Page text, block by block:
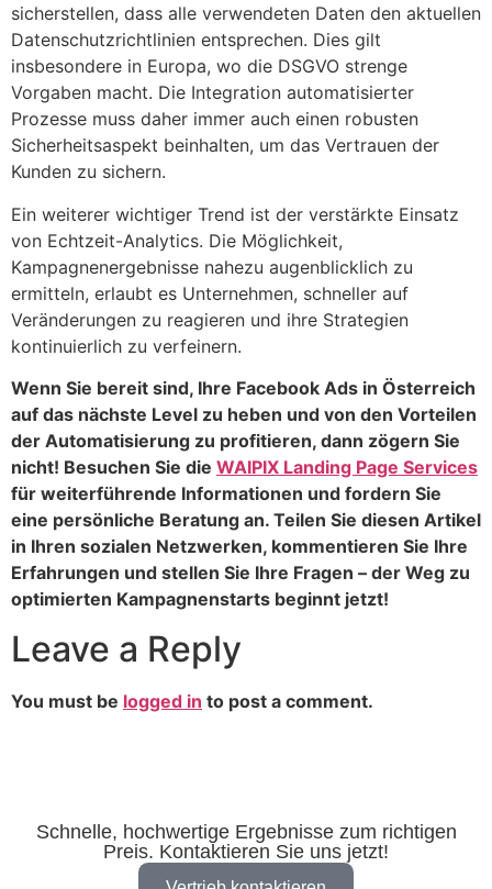
sicherstellen, dass alle verwendeten Daten den aktuellen
Datenschutzrichtlinien entsprechen. Dies gilt
insbesondere in Europa, wo die DSGVO strenge
Vorgaben macht. Die Integration automatisierter
Prozesse muss daher immer auch einen robusten
Sicherheitsaspekt beinhalten, um das Vertrauen der
Kunden zu sichern.
Ein weiterer wichtiger Trend ist der verstärkte Einsatz
von Echtzeit-Analytics. Die Möglichkeit,
Kampagnenergebnisse nahezu augenblicklich zu
ermitteln, erlaubt es Unternehmen, schneller auf
Veränderungen zu reagieren und ihre Strategien
kontinuierlich zu verfeinern.
Wenn Sie bereit sind, Ihre Facebook Ads in Österreich
auf das nächste Level zu heben und von den Vorteilen
der Automatisierung zu profitieren, dann zögern Sie
nicht! Besuchen Sie die WAIPIX Landing Page Services
für weiterführende Informationen und fordern Sie
eine persönliche Beratung an. Teilen Sie diesen Artikel
in Ihren sozialen Netzwerken, kommentieren Sie Ihre
Erfahrungen und stellen Sie Ihre Fragen – der Weg zu
optimierten Kampagnenstarts beginnt jetzt!
Leave a Reply
You must be logged in to post a comment.
Schnelle, hochwertige Ergebnisse zum richtigen
Preis. Kontaktieren Sie uns jetzt!